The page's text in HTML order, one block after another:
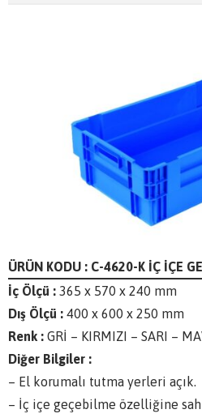
ÜRÜN KODU : C-4620-K İÇ İÇE
İç Ölçü : 365 x 570 x 240 mm
Dış Ölçü : 400 x 600 x 250 mm
Renk : GRİ – KIRMIZI – SARI –
Diğer Bilgiler :
– El korumalı tutma yerleri açık.
– İç içe geçebilme özelliğine